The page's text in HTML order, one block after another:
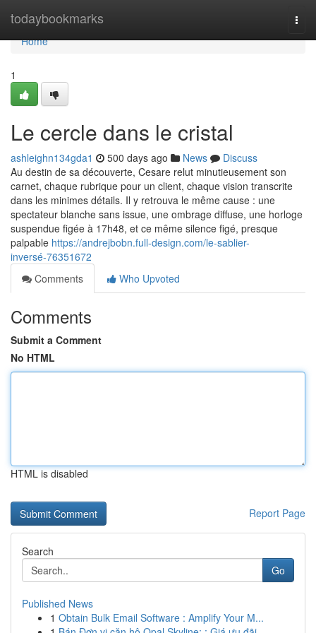
todaybookmarks
Home
Home
1
Le cercle dans le cristal
ashleighn134gda1 500 days ago News
Discuss
Au destin de sa découverte, Cesare relut minutieusement son
carnet, chaque rubrique pour un client, chaque vision transcrite
dans les minimes détails. Il y retrouva le même cause : une
spectateur blanche sans issue, une ombrage diffuse, une horloge
suspendue figée à 17h48, et ce même silence figé, presque
palpable https://andrejbobn.full-design.com/le-sablier-
inversé-76351672
Comments
Who Upvoted
Comments
Submit a Comment
No HTML
HTML is disabled
Report Page
Search
Go
Published News
1 Obtain Bulk Email Software : Amplify Your M...